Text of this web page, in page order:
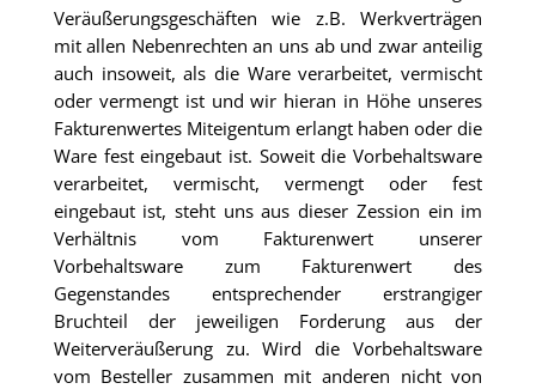
Veräußerungsgeschäften wie z.B. Werkverträgen
mit allen Nebenrechten an uns ab und zwar anteilig
auch insoweit, als die Ware verarbeitet, vermischt
oder vermengt ist und wir hieran in Höhe unseres
Fakturenwertes Miteigentum erlangt haben oder die
Ware fest eingebaut ist. Soweit die Vorbehaltsware
verarbeitet, vermischt, vermengt oder fest
eingebaut ist, steht uns aus dieser Zession ein im
Verhältnis vom Fakturenwert unserer
Vorbehaltsware zum Fakturenwert des
Gegenstandes entsprechender erstrangiger
Bruchteil der jeweiligen Forderung aus der
Weiterveräußerung zu. Wird die Vorbehaltsware
vom Besteller zusammen mit anderen nicht von